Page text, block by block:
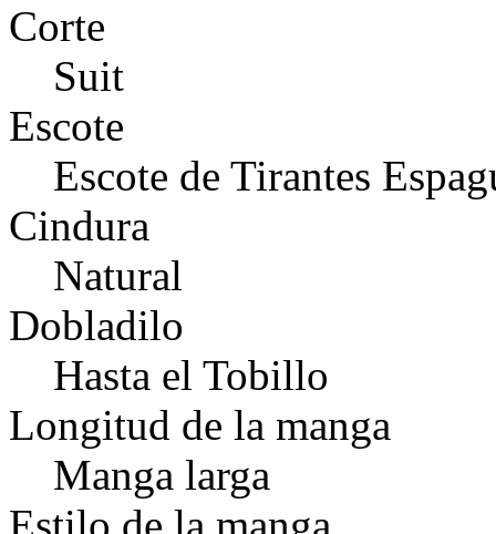
Corte
Suit
Escote
Escote de Tirantes
Cindura
Natural
Dobladilo
Hasta el Tobillo
Longitud de la manga
Manga larga
Estilo de la manga